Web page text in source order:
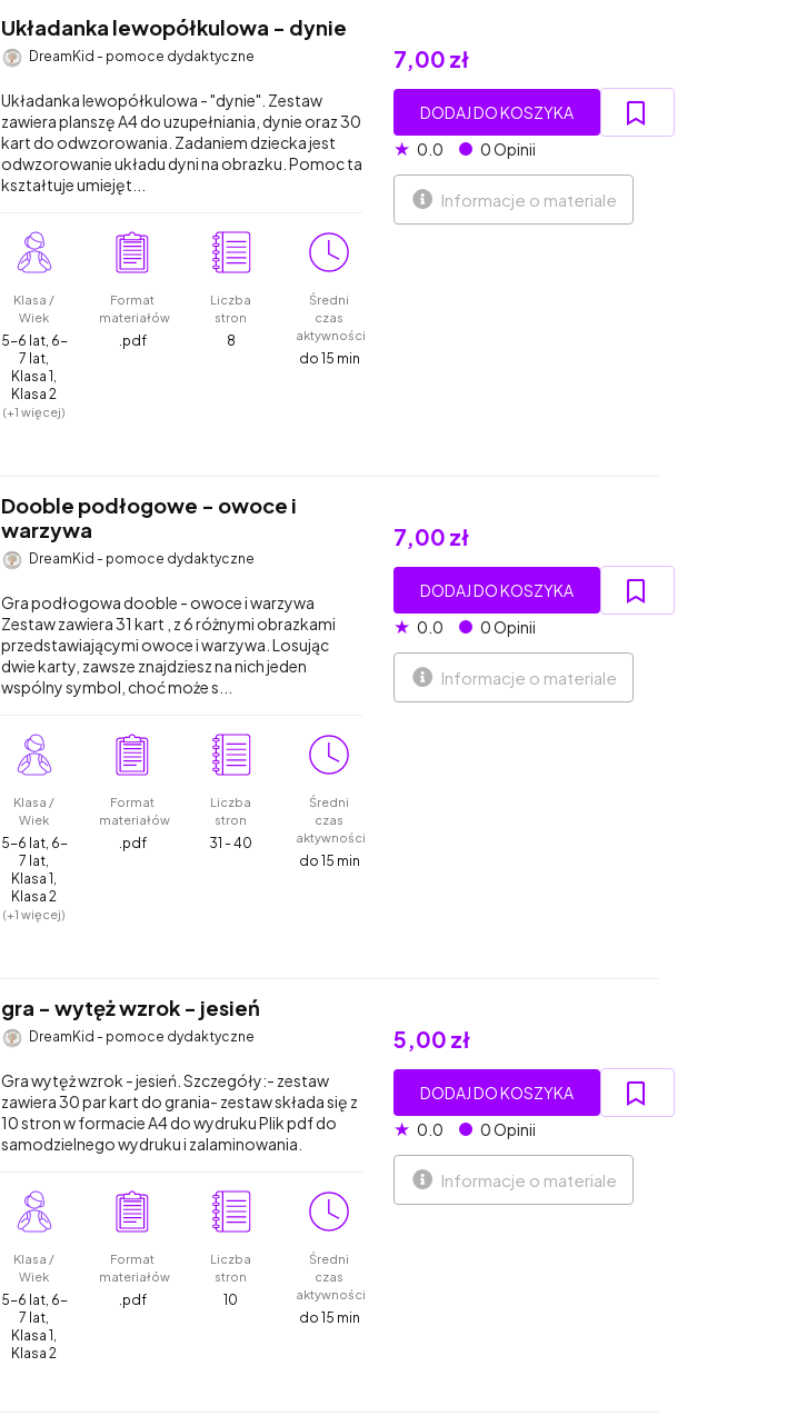
Układanka lewopółkulowa - dynie
DreamKid - pomoce dydaktyczne
Układanka lewopółkulowa - "dynie". Zestaw
zawiera planszę A4 do uzupełniania, dynie oraz 30
kart do odwzorowania. Zadaniem dziecka jest
odwzorowanie układu dyni na obrazku. Pomoc ta
kształtuje umiejęt...
Klasa /
Wiek
5-6 lat, 6-
7 lat,
Klasa 1,
Klasa 2
(+1 więcej)
Format
materiałów
.pdf
Liczba
stron
8
Średni
czas
aktywności
do 15 min
7,00 zł
DODAJ DO KOSZYKA
★ 0.0 0 Opinii
Informacje o materiale
Dooble podłogowe - owoce i
warzywa
DreamKid - pomoce dydaktyczne
Gra podłogowa dooble - owoce i warzywa
Zestaw zawiera 31 kart , z 6 różnymi obrazkami
przedstawiającymi owoce i warzywa. Losując
dwie karty, zawsze znajdziesz na nich jeden
wspólny symbol, choć może s...
Klasa /
Wiek
5-6 lat, 6-
7 lat,
Klasa 1,
Klasa 2
(+1 więcej)
Format
materiałów
.pdf
Liczba
stron
31 - 40
Średni
czas
aktywności
do 15 min
7,00 zł
DODAJ DO KOSZYKA
★ 0.0 0 Opinii
Informacje o materiale
gra - wytęż wzrok - jesień
DreamKid - pomoce dydaktyczne
Gra wytęż wzrok - jesień. Szczegóły:- zestaw
zawiera 30 par kart do grania- zestaw składa się z
10 stron w formacie A4 do wydruku Plik pdf do
samodzielnego wydruku i zalaminowania.
Klasa /
Wiek
5-6 lat, 6-
7 lat,
Klasa 1,
Klasa 2
Format
materiałów
.pdf
Liczba
stron
10
Średni
czas
aktywności
do 15 min
5,00 zł
DODAJ DO KOSZYKA
★ 0.0 0 Opinii
Informacje o materiale